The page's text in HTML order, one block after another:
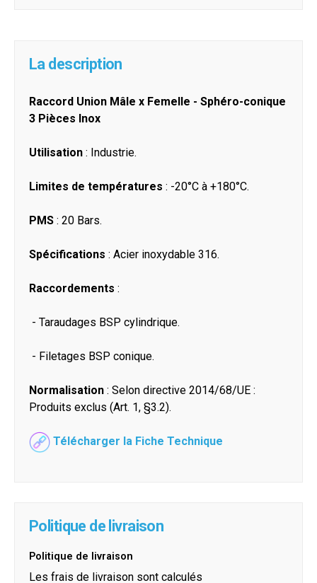
La description
Raccord Union Mâle x Femelle - Sphéro-conique
3 Pièces Inox
Utilisation : Industrie.
Limites de températures : -20°C à +180°C.
PMS : 20 Bars.
Spécifications : Acier inoxydable 316.
Raccordements :
- Taraudages BSP cylindrique.
- Filetages BSP conique.
Normalisation : Selon directive 2014/68/UE :
Produits exclus (Art. 1, §3.2).
Télécharger la Fiche Technique
Politique de livraison
Politique de livraison
Les frais de livraison sont calculés